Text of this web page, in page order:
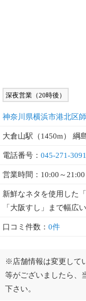
深夜営業（20時後）
神奈川県横浜市港北区
大倉山駅（1450m） 綱
電話番号： 045-271-3091
営業時間：10:00～
新鮮なネタを使用した
「大阪すし」まで幅広
口コミ件数： 0件
※店舗情報は変更して
等がございましたら、
下さい。